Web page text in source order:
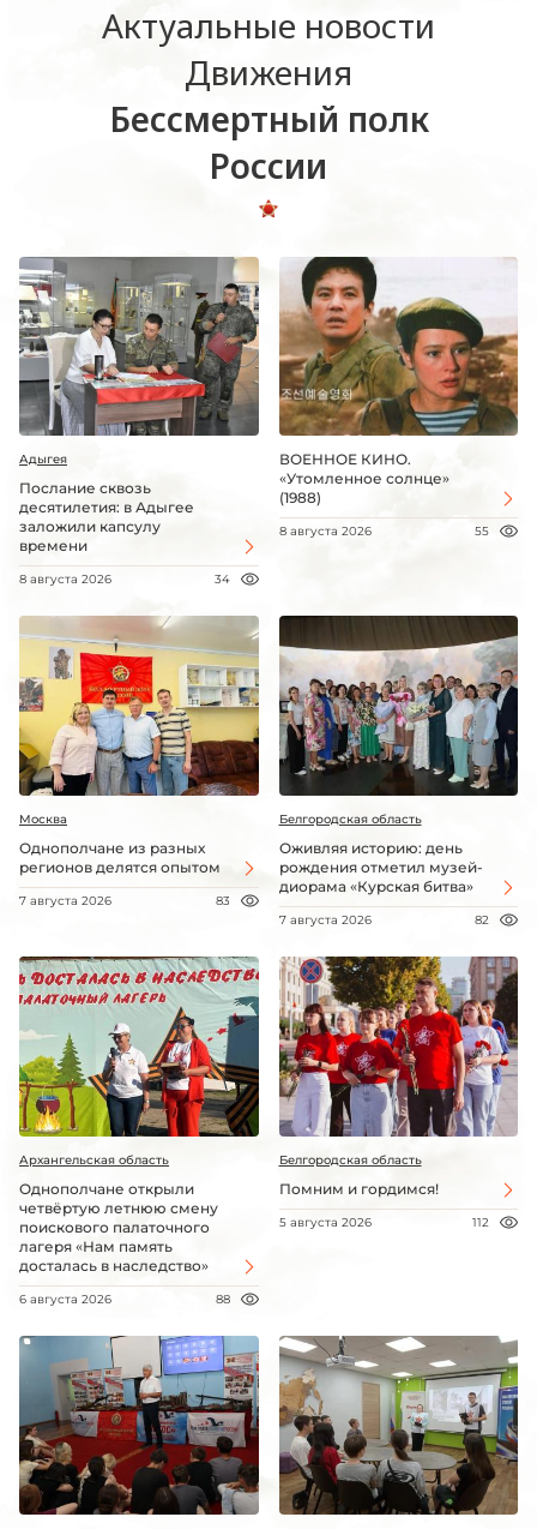
Актуальные новости
Движения
Бессмертный полк
России
Адыгея
Послание сквозь
десятилетия: в Адыгее
заложили капсулу
времени
8 августа 2026 34
ВОЕННОЕ КИНО.
«Утомленное солнце»
(1988)
8 августа 2026 55
Москва
Однополчане из разных
регионов делятся опытом
7 августа 2026 83
Белгородская область
Оживляя историю: день
рождения отметил музей-
диорама «Курская битва»
7 августа 2026 82
Архангельская область
Однополчане открыли
четвёртую летнюю смену
поискового палаточного
лагеря «Нам память
досталась в наследство»
6 августа 2026 88
Белгородская область
Помним и гордимся!
5 августа 2026 112